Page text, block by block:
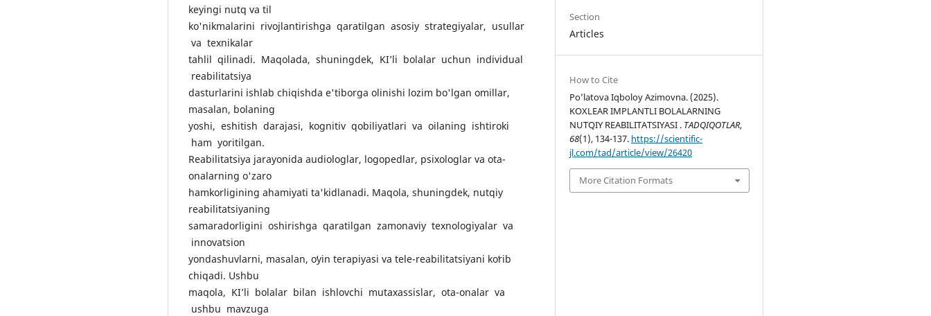
keyingi nutq va til
ko'nikmalarini rivojlantirishga qaratilgan asosiy strategiyalar, usullar
va texnikalar
tahlil qilinadi. Maqolada, shuningdek, KI’li bolalar uchun individual
reabilitatsiya
dasturlarini ishlab chiqishda e'tiborga olinishi lozim bo'lgan omillar,
masalan, bolaning
yoshi, eshitish darajasi, kognitiv qobiliyatlari va oilaning ishtiroki
ham yoritilgan.
Reabilitatsiya jarayonida audiologlar, logopedlar, psixologlar va ota-
onalarning o'zaro
hamkorligining ahamiyati ta'kidlanadi. Maqola, shuningdek, nutqiy
reabilitatsiyaning
samaradorligini oshirishga qaratilgan zamonaviy texnologiyalar va
innovatsion
yondashuvlarni, masalan, oʻyin terapiyasi va tele-reabilitatsiyani koʻrib
chiqadi. Ushbu
maqola, KI’li bolalar bilan ishlovchi mutaxassislar, ota-onalar va
ushbu mavzuga
Section
Articles
How to Cite
Po’latova Iqboloy Azimovna. (2025).
KOXLEAR IMPLANTLI BOLALARNING
NUTQIY REABILITATSIYASI . TADQIQOTLAR,
68(1), 134-137. https://scientific-
jl.com/tad/article/view/26420
More Citation Formats